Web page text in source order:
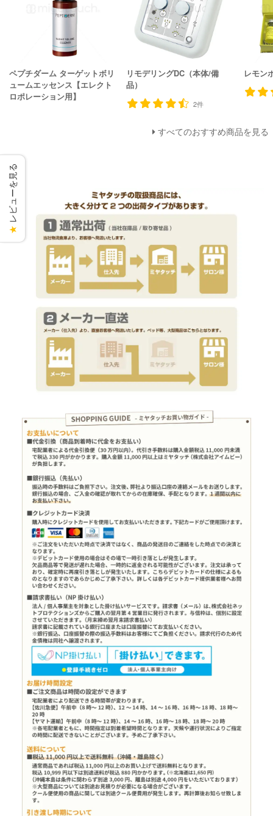
ペプチダーム ターゲットボリ
ュームエッセンス【エレクト
ロポレーション用】
リモデリングDC（本体/備
品）
2件
レモン
すべてのおすすめ商品を見る
★
レビューを見る